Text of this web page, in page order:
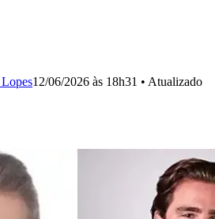
12/06/2026 às 18h31 • Atualizado